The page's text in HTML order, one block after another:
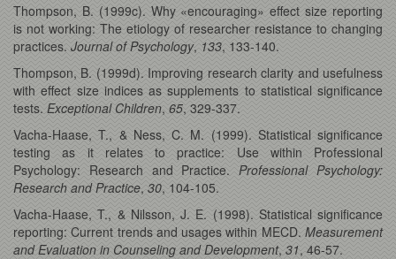
Thompson, B. (1999c). Why «encouraging» effect size reporting
is not working: The etiology of researcher resistance to changing
practices. Journal of Psychology, 133, 133-140.
Thompson, B. (1999d). Improving research clarity and usefulness
with effect size indices as supplements to statistical significance
tests. Exceptional Children, 65, 329-337.
Vacha-Haase, T., & Ness, C. M. (1999). Statistical significance
testing as it relates to practice: Use within Professional
Psychology: Research and Practice. Professional Psychology:
Research and Practice, 30, 104-105.
Vacha-Haase, T., & Nilsson, J. E. (1998). Statistical significance
reporting: Current trends and usages within MECD. Measurement
and Evaluation in Counseling and Development, 31, 46-57.